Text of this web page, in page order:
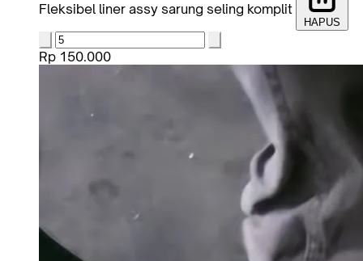
Fleksibel liner assy sarung seling komplit
HAPUS
Rp 150.000